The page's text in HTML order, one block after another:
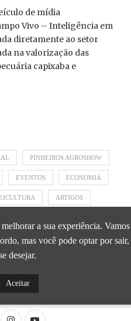
de mídia
Vivo – Inteligência em
diretamente ao setor
na valorização das
capixaba e
PINHEIROS AGROSHOW
EVENTOS ECONOMIA
ARTIGOS
a sua experiência. Vamos
mas você pode optar por sair,
desejar.
Aceitar